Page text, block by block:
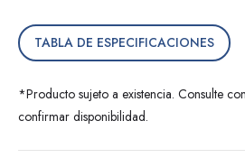
TABLA DE ESPECIFICACIONES
*Producto sujeto a existencia. Consulte
confirmar disponibilidad.